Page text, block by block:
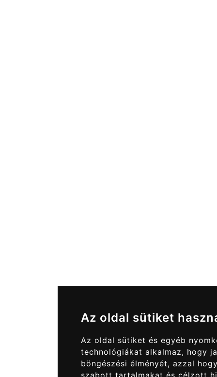
Az oldal sütiket
Az oldal sütiket és egyéb
technológiákat alkalmaz, hogy
böngészési élményét, azzal
szabott tartalmakat és célzott